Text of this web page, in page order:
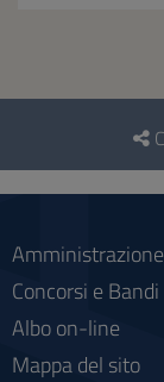
Questionario
social
Concorsi e Bandi
Albo on-line
Mappa del sito